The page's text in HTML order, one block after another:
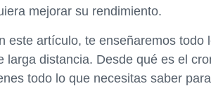
mejorar su rendimiento.
este artículo, te enseñaremos
larga distancia. Desde qué es el
todo lo que necesitas saber